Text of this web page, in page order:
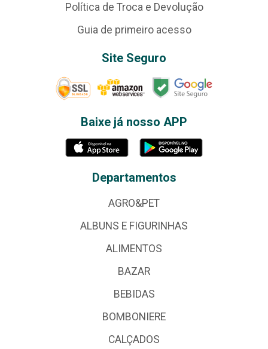
Política de Troca e Devolução
Guia de primeiro acesso
Site Seguro
Baixe já nosso APP
Departamentos
AGRO&PET
ALBUNS E FIGURINHAS
ALIMENTOS
BAZAR
BEBIDAS
BOMBONIERE
CALÇADOS